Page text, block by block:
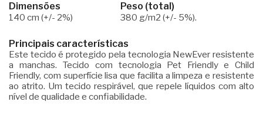
Dimensões
140 cm (+/- 2%)
Peso (total)
380 g/m2 (+/- 5%).
Principais características
Este tecido é protegido pela tecnologia NewEver resistente
a manchas. Tecido com tecnologia Pet Friendly e Child
Friendly, com superfície lisa que facilita a limpeza e resistente
ao atrito. Um tecido respirável, que repele líquidos com alto
nível de qualidade e confiabilidade.